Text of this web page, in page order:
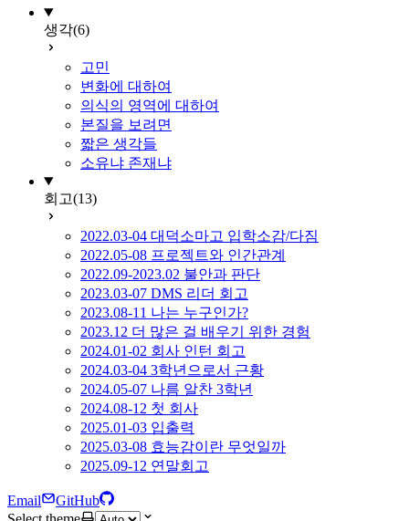
생각(6)
고민
변화에 대하여
의식의 영역에 대하여
본질을 보려면
짧은 생각들
소유냐 존재냐
회고(13)
2022.03-04 대덕소마고 입학소감/다짐
2022.05-08 프로젝트와 인간관계
2022.09-2023.02 불안과 판단
2023.03-07 DMS 리더 회고
2023.08-11 나는 누구인가?
2023.12 더 많은 걸 배우기 위한 경험
2024.01-02 회사 인턴 회고
2024.03-04 3학년으로서 근황
2024.05-07 나름 알찬 3학년
2024.08-12 첫 회사
2025.01-03 입출력
2025.03-08 효능감이란 무엇일까
2025.09-12 연말회고
Email
GitHub